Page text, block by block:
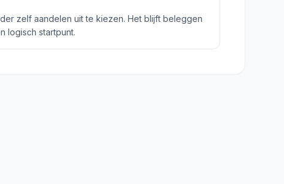
zelf aandelen uit te kiezen. Het blijft beleggen
logisch startpunt.